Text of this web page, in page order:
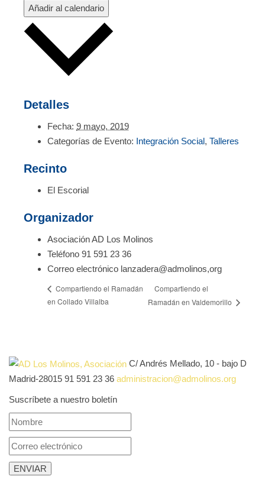
Añadir al calendario
Detalles
Fecha: 9 mayo, 2019
Categorías de Evento: Integración Social, Talleres
Recinto
El Escorial
Organizador
Asociación AD Los Molinos
Teléfono 91 591 23 36
Correo electrónico lanzadera@admolinos,org
Compartiendo el Ramadán
en Collado Villalba
Compartiendo el
Ramadán en Valdemorillo
C/ Andrés Mellado, 10 - bajo D
Madrid-28015 91 591 23 36 administracion@admolinos.org
Suscríbete a nuestro boletín